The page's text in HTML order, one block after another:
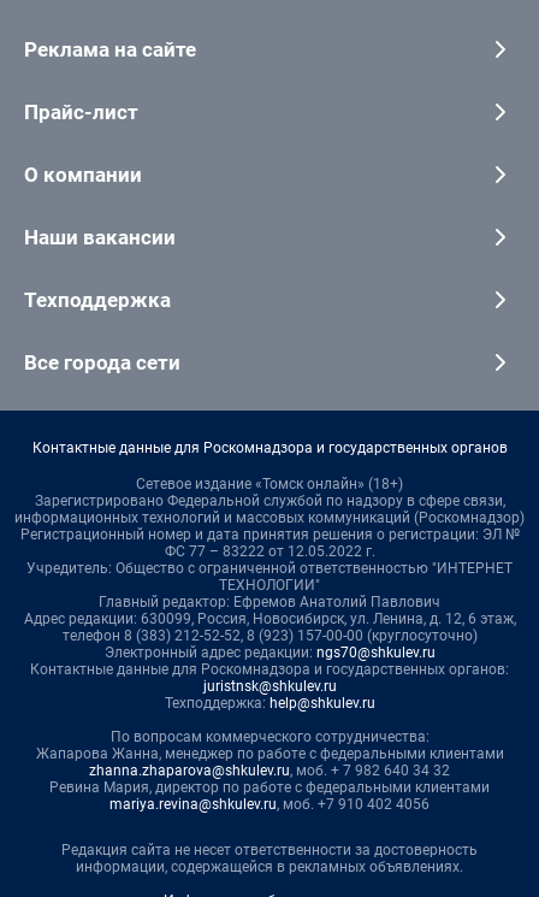
Реклама на сайте
Прайс-лист
О компании
Наши вакансии
Техподдержка
Все города сети
Контактные данные для Роскомнадзора и государственных органов
Сетевое издание «Томск онлайн» (18+)
Зарегистрировано Федеральной службой по надзору в сфере связи,
информационных технологий и массовых коммуникаций (Роскомнадзор)
Регистрационный номер и дата принятия решения о регистрации: ЭЛ №
ФС 77 – 83222 от 12.05.2022 г.
Учредитель: Общество с ограниченной ответственностью "ИНТЕРНЕТ
ТЕХНОЛОГИИ"
Главный редактор: Ефремов Анатолий Павлович
Адрес редакции: 630099, Россия, Новосибирск, ул. Ленина, д. 12, 6 этаж,
телефон 8 (383) 212-52-52, 8 (923) 157-00-00 (круглосуточно)
Электронный адрес редакции: ngs70@shkulev.ru
Контактные данные для Роскомнадзора и государственных органов:
juristnsk@shkulev.ru
Техподдержка: help@shkulev.ru
По вопросам коммерческого сотрудничества:
Жапарова Жанна, менеджер по работе с федеральными клиентами
zhanna.zhaparova@shkulev.ru, моб. + 7 982 640 34 32
Ревина Мария, директор по работе с федеральными клиентами
mariya.revina@shkulev.ru, моб. +7 910 402 4056
Редакция сайта не несет ответственности за достоверность
информации, содержащейся в рекламных объявлениях.